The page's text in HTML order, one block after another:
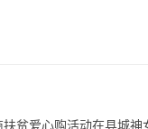
贫爱心购活动在县城神